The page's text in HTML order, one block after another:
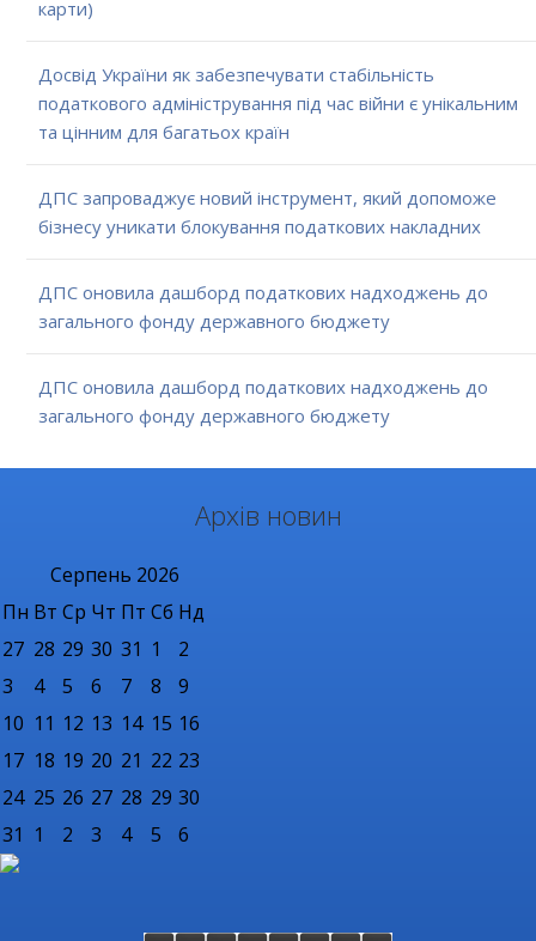
карти)
Досвід України як забезпечувати стабільність
податкового адміністрування під час війни є унікальним
та цінним для багатьох країн
ДПС запроваджує новий інструмент, який допоможе
бізнесу уникати блокування податкових накладних
ДПС оновила дашборд податкових надходжень до
загального фонду державного бюджету
ДПС оновила дашборд податкових надходжень до
загального фонду державного бюджету
Архів новин
Серпень 2026
Пн Вт Ср Чт Пт Сб Нд
27 28 29 30 31 1
2
3
4 5 6 7 8
9
10 11 12 13 14 15 16
17 18 19 20 21 22 23
24 25 26 27 28 29 30
31 1 2 3 4 5 6